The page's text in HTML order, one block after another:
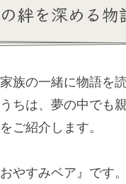
絆を深める物
族の一緒に物語を
ちは、夢の中でも
ご紹介します。
やすみベア』です